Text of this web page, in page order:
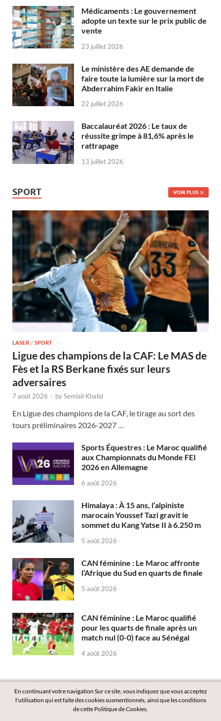
Médicaments : Le gouvernement
adopte un texte sur le prix public de
vente
23 juillet 2026
Le ministère des AE demande de
faire toute la lumière sur la mort de
Abderrahim Fakir en Italie
22 juillet 2026
Baccalauréat 2026 : Le taux de
réussite grimpe à 81,6% après le
rattrapage
13 juillet 2026
SPORT VOIR PLUS
LASER / SPORT
Ligue des champions de la CAF: Le MAS de
Fès et la RS Berkane fixés sur leurs
adversaires
7 août 2026 - bySemlali Khalid
En Ligue des champions de la CAF, le tirage au sort des
tours préliminaires 2026-2027 …
Sports Équestres : Le Maroc qualifié
aux Championnats du Monde FEI
2026 en Allemagne
6 août 2026
Himalaya : À 15 ans, l’alpiniste
marocain Youssef Tazi gravit le
sommet du Kang Yatse II à 6.250 m
5 août 2026
CAN féminine : Le Maroc affronte
l’Afrique du Sud en quarts de finale
5 août 2026
CAN féminine : Le Maroc qualifié
pour les quarts de finale après un
match nul (0-0) face au Sénégal
4 août 2026
En continuant votre navigation Sur ce site, vous indiquez que vous acceptez
l'utilisation qui est faite des cookies susmentionnés, ainsi que les conditions
de cette Politique de Cookies.